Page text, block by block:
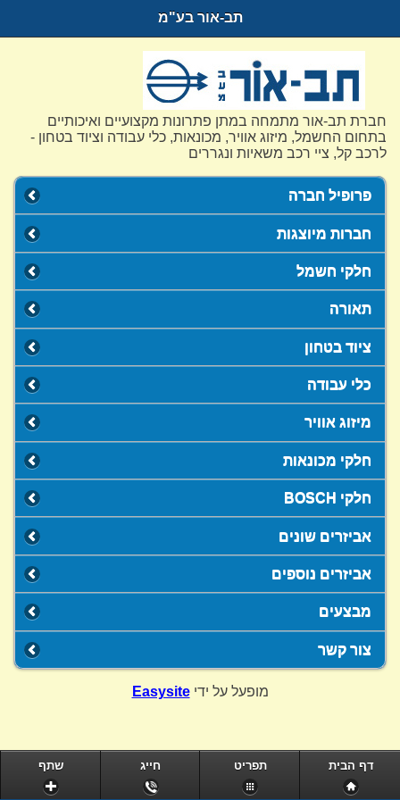
תב-אור בע"מ
חברת תב-אור מתמחה במתן פתרונות מקצועיים ואיכותיים
בתחום החשמל, מיזוג אוויר, מכונאות, כלי עבודה וציוד בטחון -
לרכב קל, ציי רכב משאיות ונגררים
פרופיל חברה
חברות מיוצגות
חלקי חשמל
תאורה
ציוד בטחון
כלי עבודה
מיזוג אוויר
חלקי מכונאות
חלקי BOSCH
אביזרים שונים
אביזרים נוספים
מבצעים
צור קשר
מופעל על ידיEasysite
שתף חייג תפריט דף הבית